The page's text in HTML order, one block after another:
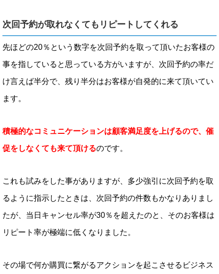
次回予約が取れなくてもリピートしてくれる
先ほどの20％という数字を次回予約を取って頂いたお客様の
事を指していると思っている方がいますが、次回予約の率だ
け言えば半分で、残り半分はお客様が自発的に来て頂いてい
ます。
積極的なコミュニケーションは顧客満足度を上げるので、催
促をしなくても来て頂けるのです。
これも試みをした事がありますが、多少強引に次回予約を取
るように指示したときは、次回予約の件数もかなりありまし
たが、当日キャンセル率が30％を超えたのと、そのお客様は
リピート率が極端に低くなりました。
その場で何か購買に繋がるアクションを起こさせるビジネス